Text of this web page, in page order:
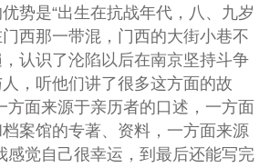
势是“出生在抗战年代，八、九岁
西那一带混，门西的大街小巷不
认识了沦陷以后在南京坚持斗争
，听他们讲了很多这方面的故
方面来源于亲历者的口述，一方面
案馆的专著、资料，一方面来源
感觉自己很幸运，到最后还能写完